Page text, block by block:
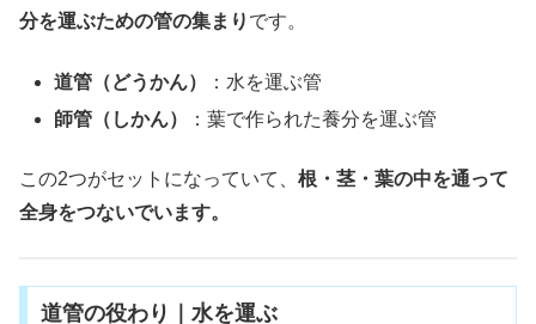
分を運ぶための管の集まり です。
道管（どうかん）
：水を運ぶ管
師管（しかん）
：葉で作られた養分を運ぶ管
この2つがセットになっていて、 根・茎・葉の中を通って
全身をつないでいます。
道管の役わり｜水を運ぶ